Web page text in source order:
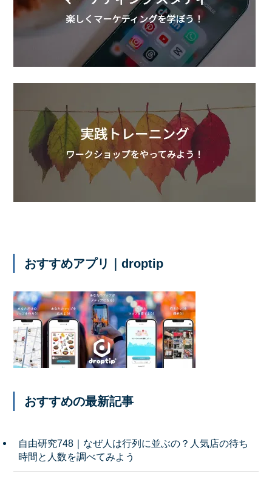
おすすめアプリ｜droptip
おすすめの最新記事
自由研究748｜なぜ人は行列に並ぶの？人気店の待ち
時間と人数を調べてみよう